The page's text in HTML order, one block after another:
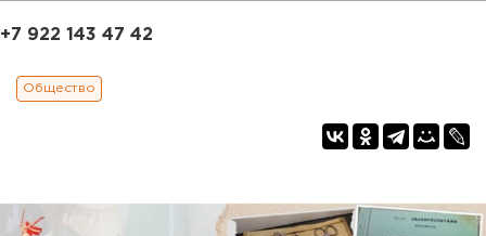
+7 922 143 47 42
Общество